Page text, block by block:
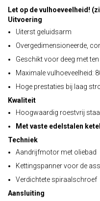
Let op de vulhoeveelheid!
Uitvoering
Uiterst geluidsarm
Overgedimensioneerde,
Geschikt voor deeg met
Maximale vulhoeveelheid:
Hoge prestaties bij laag
Kwaliteit
Hoogwaardig roestvrij staal
Met vaste edelstalen ketel
Techniek
Aandrijfmotor met oliebad
Kettingspanner voor de
Verdichtete spiraalschroef
Aansluiting